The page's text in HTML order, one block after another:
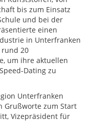
bis zum Einsatz
und bei der
einen
in Unterfranken
rund 20
um ihre aktuellen
Dating zu
Unterfranken
Grußworte zum Start
Vizepräsident für